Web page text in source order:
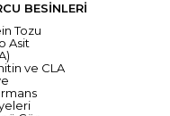
BESİNLERİ
Tozu
Asit
ve CLA